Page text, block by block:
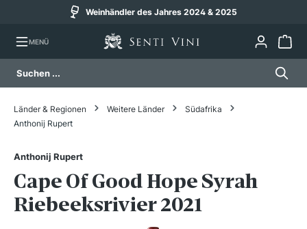
Weinhändler des Jahres 2024 & 2025
MENÜ
Bildergalerie überspringen
Länder & Regionen Weitere Länder
Südafrika
Anthonij Rupert
Anthonij Rupert
Cape Of Good Hope Syrah
Riebeeksrivier 2021